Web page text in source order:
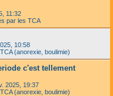
11:32
par les TCA
10:58
(anorexie, boulimie)
c'est tellement
2025, 19:37
(anorexie, boulimie)